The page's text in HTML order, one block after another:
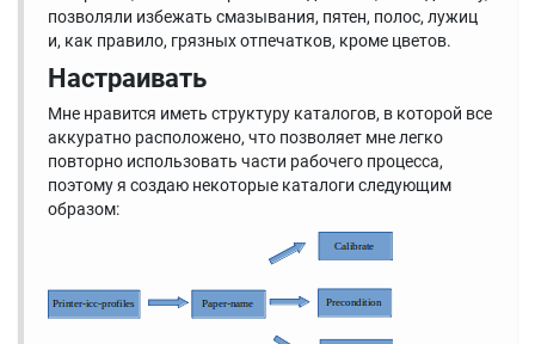
позволяли избежать смазывания, пятен, полос, лужиц
и, как правило, грязных отпечатков, кроме цветов.
Настраивать
Мне нравится иметь структуру каталогов, в которой все
аккуратно расположено, что позволяет мне легко
повторно использовать части рабочего процесса,
поэтому я создаю некоторые каталоги следующим
образом: